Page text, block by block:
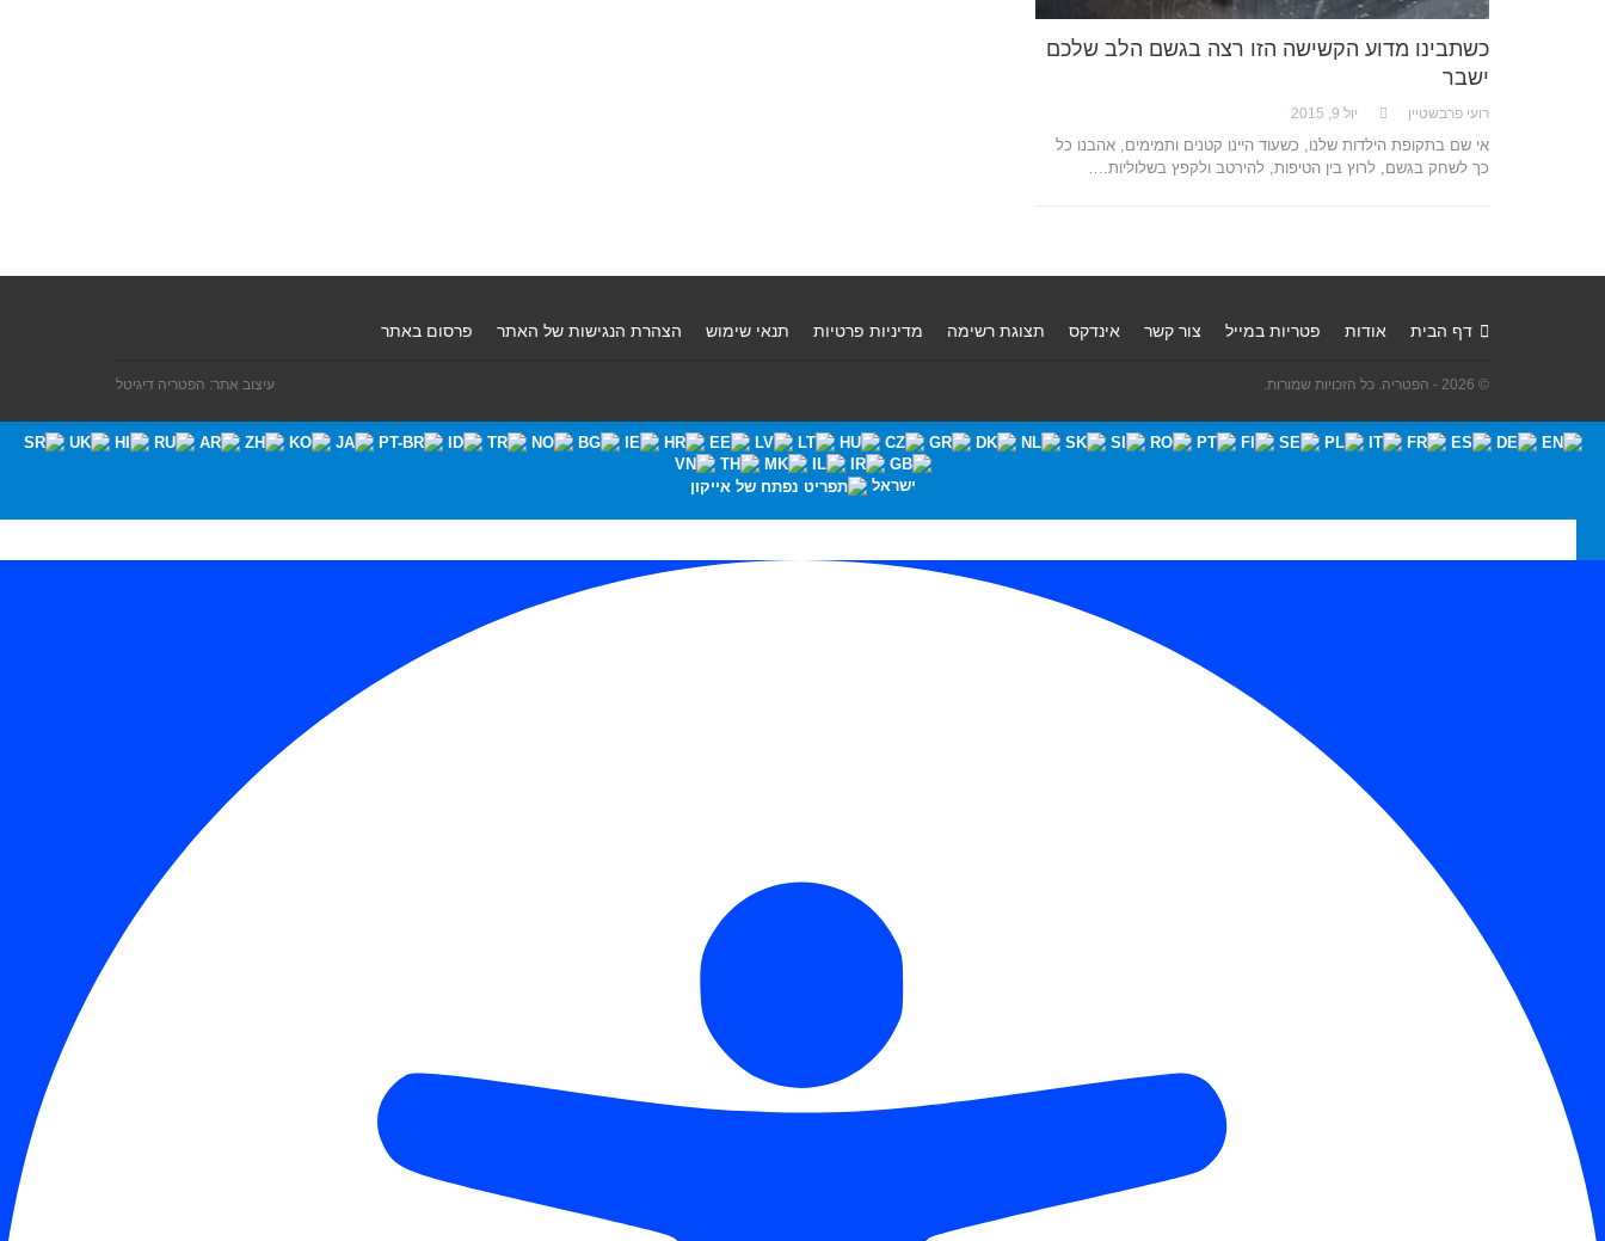
כשתבינו מדוע הקשישה הזו רצה בגשם הלב שלכם
ישבר
רועי פרבשטיין יול 9, 2015
אי שם בתקופת הילדות שלנו, כשעוד היינו קטנים ותמימים, אהבנו כל
כך לשחק בגשם, לרוץ בין הטיפות, להירטב ולקפץ בשלוליות.…
דף הבית אודות פטריות במייל צור קשר אינדקס תצוגת רשימה מדיניות פרטיות תנאי שימוש הצהרת הנגישות של האתר פרסום באתר
© 2026 - הפטריה. כל הזכויות שמורות. עיצוב אתר: הפטריה דיגיטל
ישראל